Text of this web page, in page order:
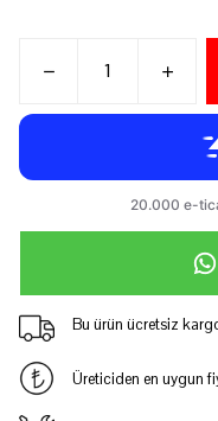
Bu ürün ücretsiz
Üreticiden en uygun